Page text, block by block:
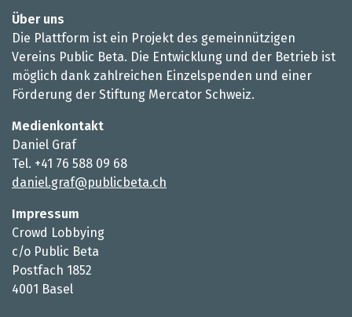
Über uns
Die Plattform ist ein Projekt des gemeinnützigen
Vereins Public Beta. Die Entwicklung und der Betrieb ist
möglich dank zahlreichen Einzelspenden und einer
Förderung der Stiftung Mercator Schweiz.
Medienkontakt
Daniel Graf
Tel. +41 76 588 09 68
daniel.graf@publicbeta.ch
Impressum
Crowd Lobbying
c/o Public Beta
Postfach 1852
4001 Basel